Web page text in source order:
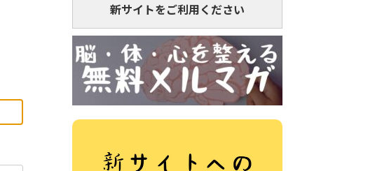
新サイトをご利用ください